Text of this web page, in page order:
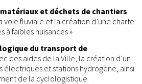
et déchets de chantiers
voie fluviale et la création d’une charte
à faibles nuisances »
du transport de
des aides de la Ville, la création d’un
électriques et stations hydrogène, ainsi
de la cyclologistique.